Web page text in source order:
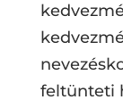
feltünteti